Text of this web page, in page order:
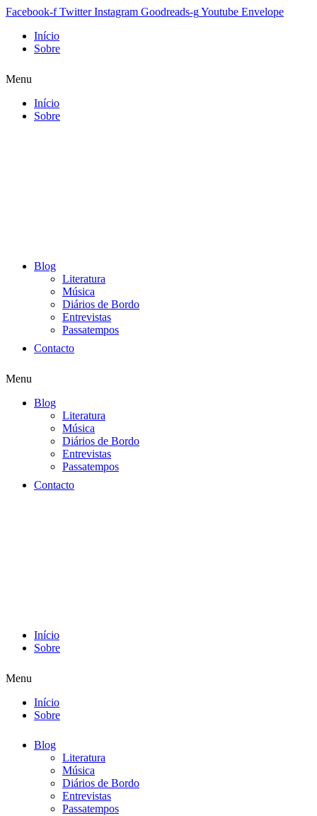
Facebook-f Twitter Instagram Goodreads-gYoutube Envelope
Início
Sobre
Menu
Início
Sobre
Blog
Literatura
Música
Diários de Bordo
Entrevistas
Passatempos
Contacto
Menu
Blog
Literatura
Música
Diários de Bordo
Entrevistas
Passatempos
Contacto
Início
Sobre
Menu
Início
Sobre
Blog
Literatura
Música
Diários de Bordo
Entrevistas
Passatempos